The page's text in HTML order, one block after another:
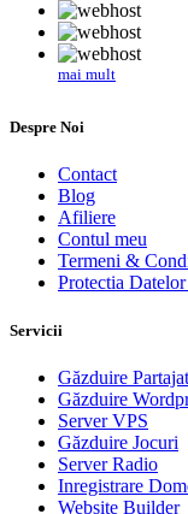
mai mult
Despre Noi
Contact
Blog
Afiliere
Contul meu
Termeni &
Protectia
Servicii
Găzduire
Găzduire
Server VPS
Găzduire Jocuri
Server Radio
Inregistrare
Website Builder